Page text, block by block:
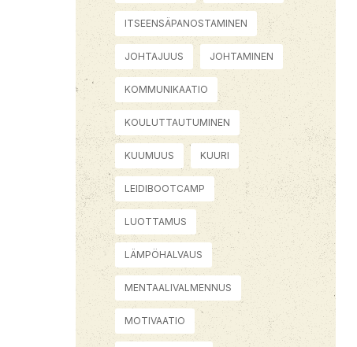
ITSEENSÄPANOSTAMINEN
JOHTAJUUS JOHTAMINEN
KOMMUNIKAATIO
KOULUTTAUTUMINEN
KUUMUUS KUURI
LEIDIBOOTCAMP
LUOTTAMUS
LÄMPÖHALVAUS
MENTAALIVALMENNUS
MOTIVAATIO